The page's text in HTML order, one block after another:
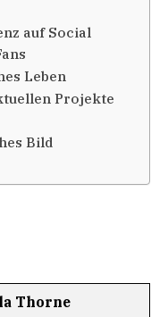
auf Social
Leben
Projekte
Bild
Thorne